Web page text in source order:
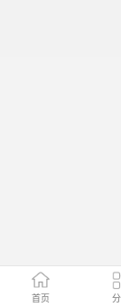
首页